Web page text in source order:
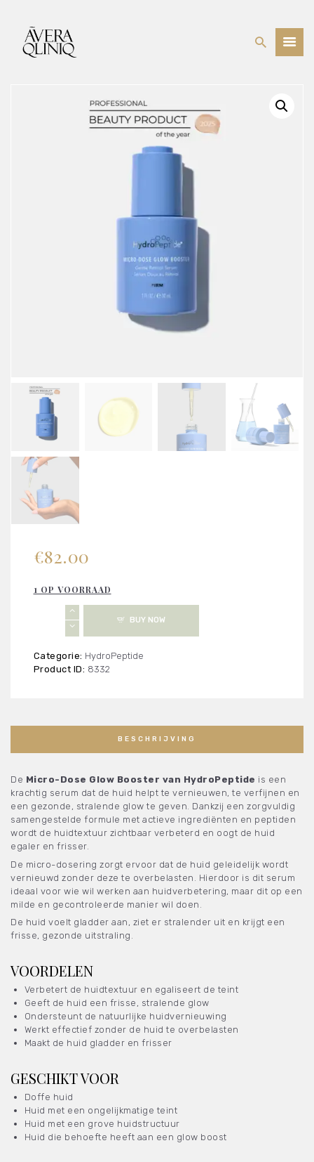
PRIJSLIJST
WEBSHOP
OVER ONS
€82.00
1 OP VOORRAAD
HydroPeptide
Dose
Glow
BUY NOW
Categorie: HydroPeptide
Product ID: 8332
BESCHRIJVING
De Micro-Dose Glow Booster van HydroPeptide is een
krachtig serum dat de huid helpt te vernieuwen, te verfijnen en
een gezonde, stralende glow te geven. Dankzij een zorgvuldig
samengestelde formule met actieve ingrediënten en peptiden
wordt de huidtextuur zichtbaar verbeterd en oogt de huid
egaler en frisser.
De micro-dosering zorgt ervoor dat de huid geleidelijk wordt
vernieuwd zonder deze te overbelasten. Hierdoor is dit serum
ideaal voor wie wil werken aan huidverbetering, maar dit op een
milde en gecontroleerde manier wil doen.
De huid voelt gladder aan, ziet er stralender uit en krijgt een
frisse, gezonde uitstraling.
VOORDELEN
Verbetert de huidtextuur en egaliseert de teint
Geeft de huid een frisse, stralende glow
Ondersteunt de natuurlijke huidvernieuwing
Werkt effectief zonder de huid te overbelasten
Maakt de huid gladder en frisser
GESCHIKT VOOR
Doffe huid
Huid met een ongelijkmatige teint
Huid met een grove huidstructuur
Huid die behoefte heeft aan een glow boost